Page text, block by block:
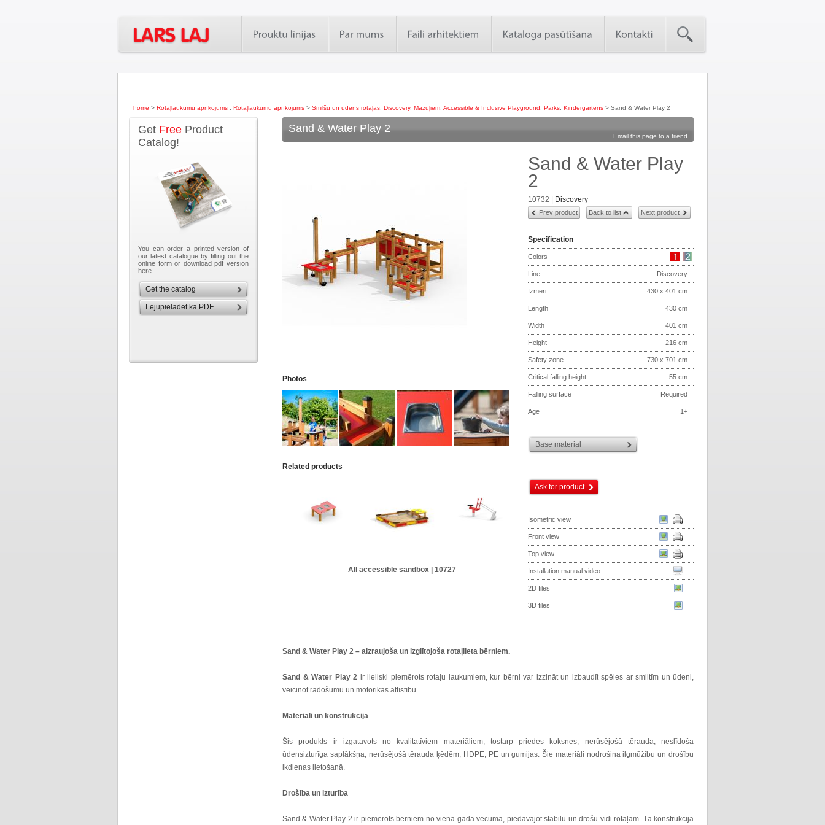
home > Rotaļlaukumu aprīkojums Rotaļlaukumu aprīkojums > Smilšu un ūdens rotaļas Discovery, Mazuļiem Accessible & Inclusive Playground Parks Kindergartens > Sand & Water Play 2
Get Free Product
Catalog!
You can order a printed version of
our latest catalogue by filling out the
online form or download pdf version
here.
Get the catalog
Lejupielādēt kā PDF
Sand & Water Play 2
Email this page to a friend
Photos
Related products
All accessible sandbox | 10727
Sand & Water Play
2
10732 Discovery
Prev product Back to list Next product
Specification
Colors
Line Discovery
Izmēri 430 x 401 cm
Length 430 cm
Width 401 cm
Height 216 cm
Safety zone 730 x 701 cm
Critical falling height 55 cm
Falling surface Required
Age 1+
Base material
Ask for product
Isometric view
Front view
Top view
Installation manual video
2D files
3D files
Sand & Water Play 2 – aizraujoša un izglītojoša rotaļlieta bērniem.
Sand & Water Play 2 ir lieliski piemērots rotaļu laukumiem, kur bērni var izzināt un izbaudīt spēles ar smiltīm un ūdeni,
veicinot radošumu un motorikas attīstību.
Materiāli un konstrukcija
Šis produkts ir izgatavots no kvalitatīviem materiāliem, tostarp priedes koksnes, nerūsējošā tērauda, neslīdoša
ūdensizturīga saplākšņa, nerūsējošā tērauda ķēdēm, HDPE, PE un gumijas. Šie materiāli nodrošina ilgmūžību un drošību
ikdienas lietošanā.
Drošība un izturība
Sand & Water Play 2 ir piemērots bērniem no viena gada vecuma, piedāvājot stabilu un drošu vidi rotaļām. Tā konstrukcija